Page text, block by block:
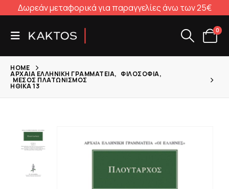
Δωρεάν μεταφορικά για παραγγελίες άνω των 25€
0
HOME
ΑΡΧΑΊΑ ΕΛΛΗΝΙΚΉ ΓΡΑΜΜΑΤΕΊΑ, ΦΙΛΟΣΟΦΊΑ,
ΜΈΣΟΣ ΠΛΑΤΩΝΙΣΜΌΣ
ΗΘΙΚΆ 13